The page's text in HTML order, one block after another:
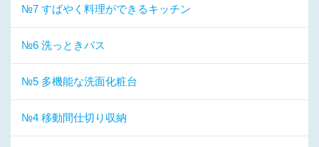
№7 すばやく料理ができるキッチン
№6 洗っときバス
№5 多機能な洗面化粧台
№4 移動間仕切り収納